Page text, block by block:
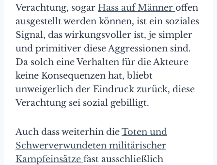
Verachtung, sogar Hass auf Männer offen
ausgestellt werden können, ist ein soziales
Signal, das wirkungsvoller ist, je simpler
und primitiver diese Aggressionen sind.
Da solch eine Verhalten für die Akteure
keine Konsequenzen hat, bliebt
unweigerlich der Eindruck zurück, diese
Verachtung sei sozial gebilligt.
Auch dass weiterhin dieToten und
Schwerverwundeten militärischer
Kampfeinsätze fast ausschließlich